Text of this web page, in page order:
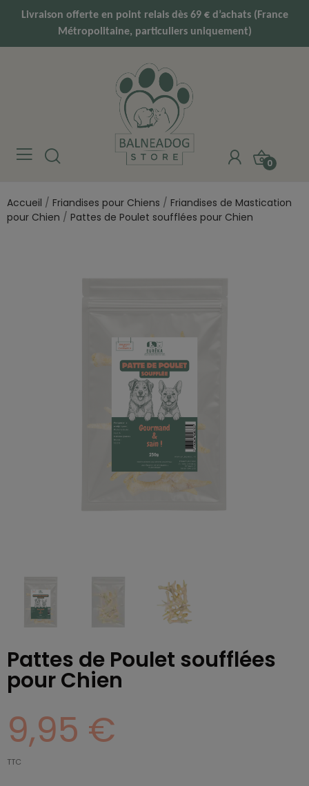
Livraison offerte en point relais dès 69 € d’achats (France
Métropolitaine, particuliers uniquement)
0
Accueil Friandises pour Chiens
Friandises de Mastication
pour Chien
Pattes de Poulet soufflées pour Chien
Pattes de Poulet soufflées
pour Chien
9,95 €
TTC